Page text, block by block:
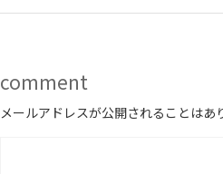
comment
メールアドレスが公開されることはあ